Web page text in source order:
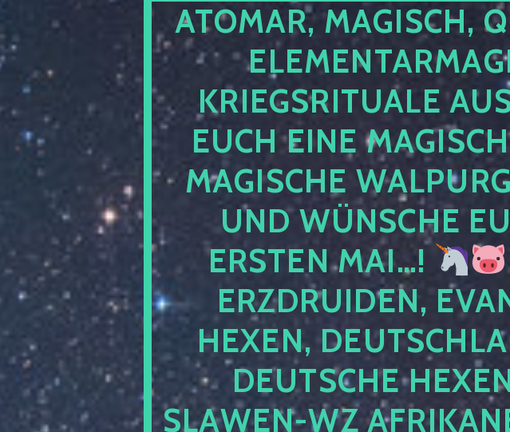
ATOMAR, MAGISCH,
KRIEGSRITUALE
EUCH EINE
MAGISCHE
UND WÜNSCHE
ERSTEN MAI…!
ERZDRUIDEN,
HEXEN,
DEUTSCHE
SLAWEN-WZ